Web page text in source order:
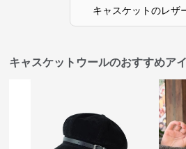
キャスケットのレザ
キャスケットウールのおすすめア